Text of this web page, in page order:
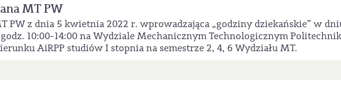
MT PW
PW z dnia 5 kwietnia 2022 r. wprowadzająca „godziny dziekańskie” w
10:00-14:00 na Wydziale Mechanicznym Technologicznym
AiRPP studiów I stopnia na semestrze 2, 4, 6 Wydziału MT.